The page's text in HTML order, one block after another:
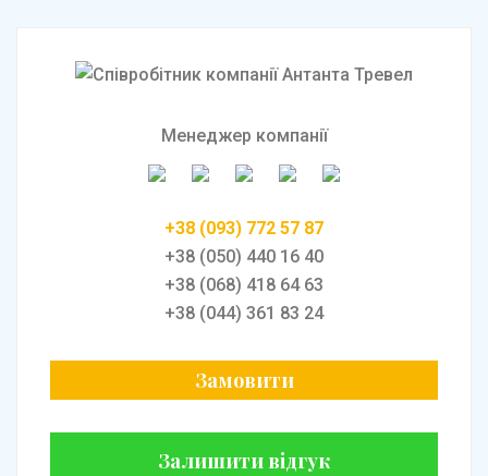
Менеджер компанії
+38 (093) 772 57 87
+38 (050) 440 16 40
+38 (068) 418 64 63
+38 (044) 361 83 24
Замовити
Залишити відгук